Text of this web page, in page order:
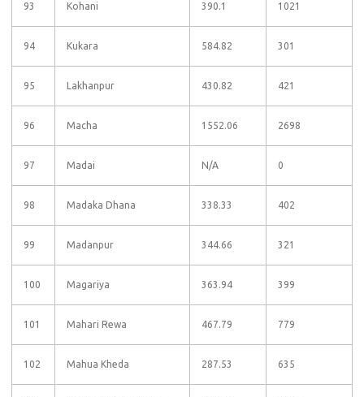
93 Kohani 390.1 1021
94 Kukara 584.82 301
95 Lakhanpur 430.82 421
96 Macha 1552.06 2698
97 Madai N/A 0
98 Madaka Dhana 338.33 402
99 Madanpur 344.66 321
100 Magariya 363.94 399
101 Mahari Rewa 467.79 779
102 Mahua Kheda 287.53 635